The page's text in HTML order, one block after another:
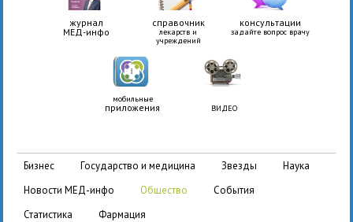
журнал
МЕД-инфо
справочник
лекарств и
учреждений
консультации
задайте вопрос врачу
мобильные
приложения ВИДЕО
бизнес государство и медицина звезды
наука
новости МЕД-инфо
общество
события
статистика
фармация